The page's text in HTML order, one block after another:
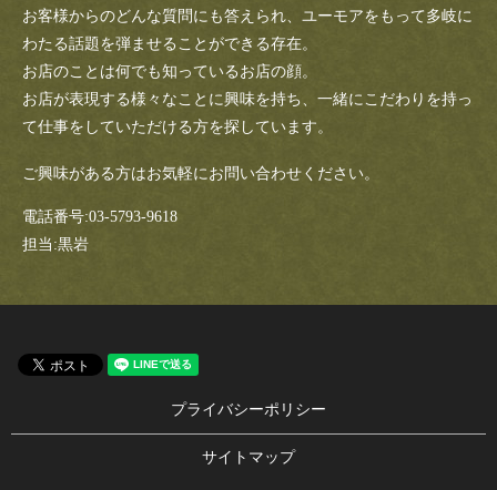
お客様からのどんな質問にも答えられ、ユーモアをもって多岐に
わたる話題を弾ませることができる存在。
お店のことは何でも知っているお店の顔。
お店が表現する様々なことに興味を持ち、一緒にこだわりを持っ
て仕事をしていただける方を探しています。
ご興味がある方はお気軽にお問い合わせください。
電話番号:03-5793-9618
担当:黒岩
プライバシーポリシー
サイトマップ